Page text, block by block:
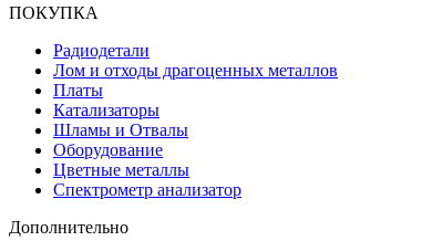
ПОКУПКА
Радиодетали
Лом и отходы драгоценных металлов
Платы
Катализаторы
Шламы и Отвалы
Оборудование
Цветные металлы
Спектрометр анализатор
Дополнительно